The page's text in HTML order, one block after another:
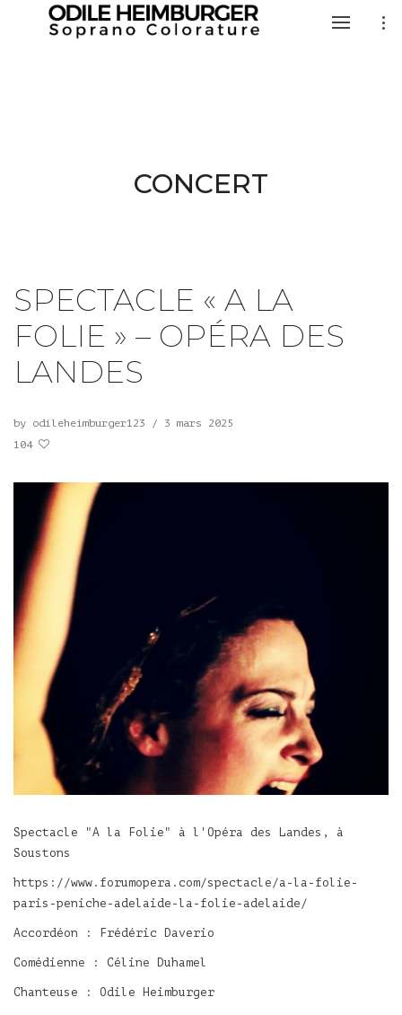
CONCERT
SPECTACLE « A LA
FOLIE » – OPÉRA DES
LANDES
by odileheimburger123 / 3 mars 2025
104
Spectacle "A la Folie" à l'Opéra des Landes, à
Soustons
https://www.forumopera.com/spectacle/a-la-folie-
paris-peniche-adelaide-la-folie-adelaide/
Accordéon : Frédéric Daverio
Comédienne : Céline Duhamel
Chanteuse : Odile Heimburger